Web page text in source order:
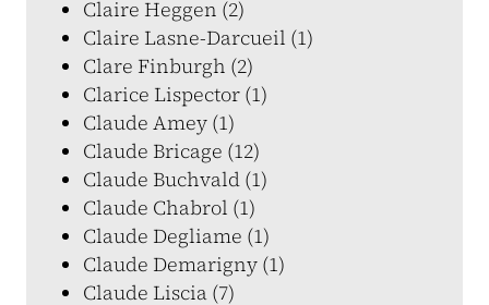
Claire Heggen (2)
Claire Lasne-Darcueil (1)
Clare Finburgh (2)
Clarice Lispector (1)
Claude Amey (1)
Claude Bricage (12)
Claude Buchvald (1)
Claude Chabrol (1)
Claude Degliame (1)
Claude Demarigny (1)
Claude Liscia (7)